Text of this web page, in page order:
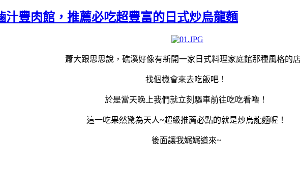
豐肉館，推薦必吃超豐富的日式炒烏龍麵
蕭大跟思思說，礁溪好像有新開一家日式料理家庭館那種風格的
找個機會來去吃飯吧！
於是當天晚上我們就立刻驅車前往吃吃看嚕！
這一吃果然驚為天人~超級推薦必點的就是炒烏龍麵喔！
後面讓我娓娓道來~